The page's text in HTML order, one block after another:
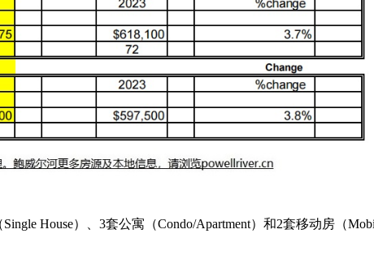
House）、3套公寓（Condo/Apartment）和2套移动房（